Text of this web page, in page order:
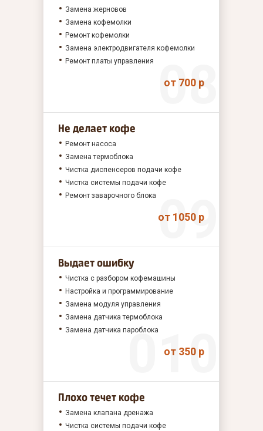
Замена жерновов
Замена кофемолки
Ремонт кофемолки
Замена электродвигателя кофемолки
Ремонт платы управления
от 700 р
Не делает кофе
Ремонт насоса
Замена термоблока
Чистка диспенсеров подачи кофе
Чистка системы подачи кофе
Ремонт заварочного блока
от 1050 р
Выдает ошибку
Чистка с разбором кофемашины
Настройка и программирование
Замена модуля управления
Замена датчика термоблока
Замена датчика пароблока
от 350 р
Плохо течет кофе
Замена клапана дренажа
Чистка системы подачи кофе